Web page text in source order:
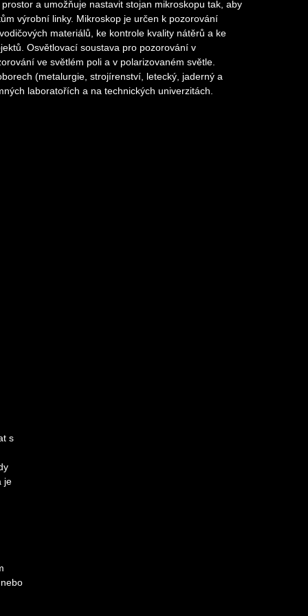
a umožňuje nastavit stojan mikroskopu tak, aby
výrobní linky. Mikroskop je určen k pozorování
materiálů, ke kontrole kvality nátěrů a ke
Osvětlovací soustava pro pozorování v
ve světlém poli a v polarizovaném světle.
(metalurgie, strojírenství, letecký, jaderný a
laboratořích a na technických univerzitách.
s
je